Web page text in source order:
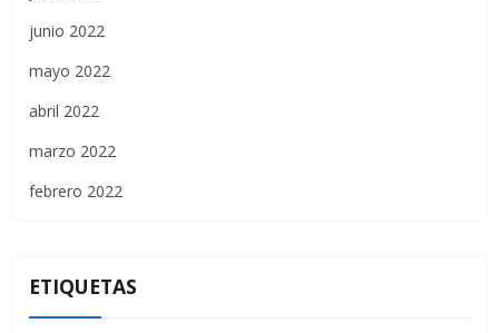
junio 2022
mayo 2022
abril 2022
marzo 2022
febrero 2022
ETIQUETAS